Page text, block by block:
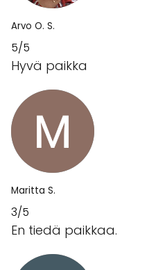
Arvo O. S.
5/5
Hyvä paikka
Maritta S.
3/5
En tiedä paikkaa.